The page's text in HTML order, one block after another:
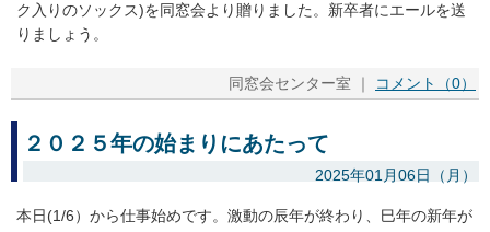
ク入りのソックス)を同窓会より贈りました。新卒者にエールを送
りましょう。
同窓会センター室 ｜ コメント（0）
２０２５年の始まりにあたって
2025年01月06日（月）
本日(1/6）から仕事始めです。激動の辰年が終わり、巳年の新年が